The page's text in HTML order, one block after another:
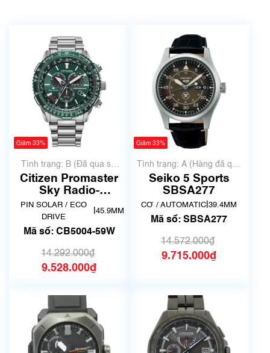
Giảm 33%
Tình trạng: B (Đã qua sử
dụng, hàng đẹp, có chút
xước dăm)
Citizen Promaster
Sky Radio-
Controlled CB5004-
59W
PIN SOLAR / ECO
DRIVE
45.9MM
Mã số: CB5004-59W
14.292.000₫
9.528.000₫
Giảm 33%
Tình trạng: A (Hàng đã qua
sử dụng nhưng rất đẹp,
không có xước)
Seiko 5 Sports
SBSA277
CƠ / AUTOMATIC 39.4MM
Mã số: SBSA277
14.572.000₫
9.715.000₫